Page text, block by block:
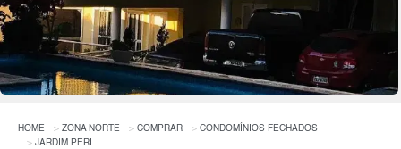
HOME ZONA NORTE COMPRAR
CONDOMÍNIOS FECHADOS
JARDIM PERI